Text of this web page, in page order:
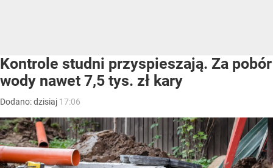
Kontrole studni przyspieszają. Za pobór
wody nawet 7,5 tys. zł kary
Dodano:dzisiaj 17:06